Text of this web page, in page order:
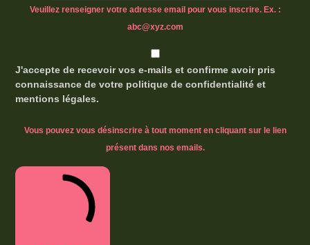
Veuillez renseigner votre adresse email pour vous inscrire. Ex. :
abc@xyz.com
J'accepte de recevoir vos e-mails et confirme avoir pris
connaissance de votre politique de confidentialité et
mentions légales.
Vous pouvez vous désinscrire à tout moment en cliquant sur le lien
présent dans nos emails.